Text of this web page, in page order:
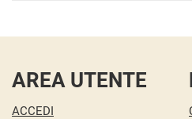
AREA UTENTE
ACCEDI